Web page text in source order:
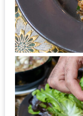
ครบ
ที่
งาน
LEO
PRESENTS
PINGFAI